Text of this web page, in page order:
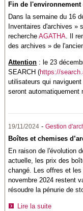
Fin de l'environnement
Dans la semaine du 16
Inventaires d'archives »
rechercheAGATHA. Il
des archives » de
Attention : le 23
SEARCH (https://
utilisateurs qui
seront automatiquement
19/11/2024 -Gestion
Boîtes et chemises
En raison de l'évolution
actuelle, les prix des
changé. Les offres et
novembre 2024 restent
résoudre la pénurie de
Lire la suite